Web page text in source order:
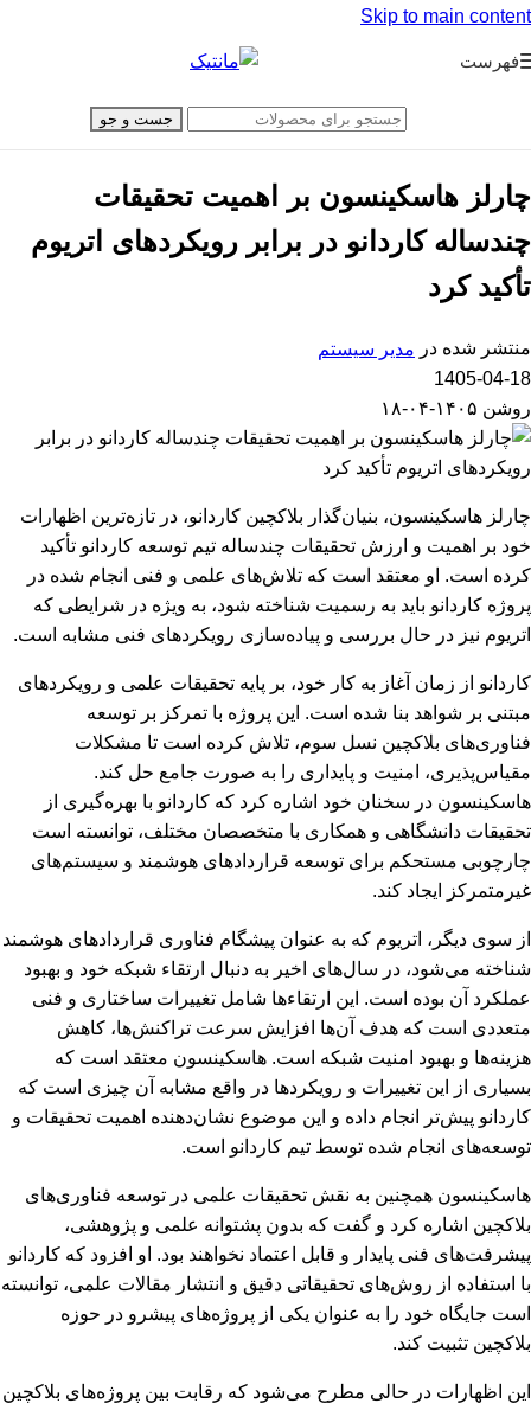
Skip to main content
فهرست
جست و جو
چارلز هاسکینسون بر اهمیت تحقیقات
چندساله کاردانو در برابر رویکردهای اتریوم
تأکید کرد
منتشر شده در مدیر سیستم
1405-04-18
روشن ۱۴۰۵-۰۴-۱۸
چارلز هاسکینسون، بنیان‌گذار بلاکچین کاردانو، در تازه‌ترین اظهارات
خود بر اهمیت و ارزش تحقیقات چندساله تیم توسعه کاردانو تأکید
کرده است. او معتقد است که تلاش‌های علمی و فنی انجام شده در
پروژه کاردانو باید به رسمیت شناخته شود، به ویژه در شرایطی که
اتریوم نیز در حال بررسی و پیاده‌سازی رویکردهای فنی مشابه است.
کاردانو از زمان آغاز به کار خود، بر پایه تحقیقات علمی و رویکردهای
مبتنی بر شواهد بنا شده است. این پروژه با تمرکز بر توسعه
فناوری‌های بلاکچین نسل سوم، تلاش کرده است تا مشکلات
مقیاس‌پذیری، امنیت و پایداری را به صورت جامع حل کند.
هاسکینسون در سخنان خود اشاره کرد که کاردانو با بهره‌گیری از
تحقیقات دانشگاهی و همکاری با متخصصان مختلف، توانسته است
چارچوبی مستحکم برای توسعه قراردادهای هوشمند و سیستم‌های
غیرمتمرکز ایجاد کند.
از سوی دیگر، اتریوم که به عنوان پیشگام فناوری قراردادهای هوشمند
شناخته می‌شود، در سال‌های اخیر به دنبال ارتقاء شبکه خود و بهبود
عملکرد آن بوده است. این ارتقاءها شامل تغییرات ساختاری و فنی
متعددی است که هدف آن‌ها افزایش سرعت تراکنش‌ها، کاهش
هزینه‌ها و بهبود امنیت شبکه است. هاسکینسون معتقد است که
بسیاری از این تغییرات و رویکردها در واقع مشابه آن چیزی است که
کاردانو پیش‌تر انجام داده و این موضوع نشان‌دهنده اهمیت تحقیقات و
توسعه‌های انجام شده توسط تیم کاردانو است.
هاسکینسون همچنین به نقش تحقیقات علمی در توسعه فناوری‌های
بلاکچین اشاره کرد و گفت که بدون پشتوانه علمی و پژوهشی،
پیشرفت‌های فنی پایدار و قابل اعتماد نخواهند بود. او افزود که کاردانو
با استفاده از روش‌های تحقیقاتی دقیق و انتشار مقالات علمی، توانسته
است جایگاه خود را به عنوان یکی از پروژه‌های پیشرو در حوزه
بلاکچین تثبیت کند.
این اظهارات در حالی مطرح می‌شود که رقابت بین پروژه‌های بلاکچین